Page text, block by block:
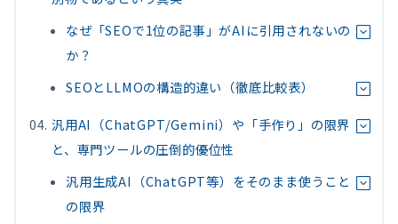
なぜ「SEOで1位の記事」がAIに引用されないの
か？
SEOとLLMOの構造的違い（徹底比較表）
汎用AI（ChatGPT/Gemini）や「手作り」の限界
と、専門ツールの圧倒的優位性
汎用生成AI（ChatGPT等）をそのまま使うこと
の限界